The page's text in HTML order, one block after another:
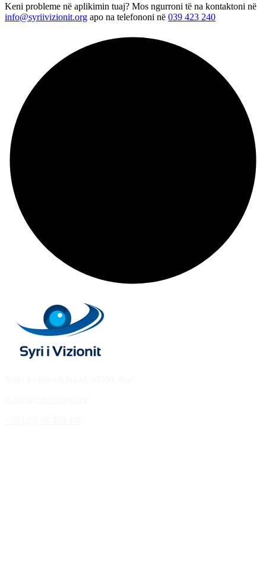
Keni probleme në aplikimin tuaj? Mos ngurroni të na kontaktoni në
info@syriivizionit.org apo na telefononi në 039 423 240